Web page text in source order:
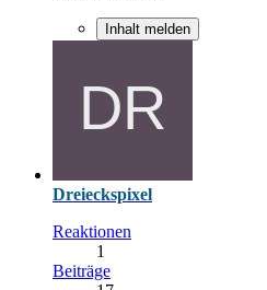
Inhalt melden
Dreieckspixel
Reaktionen
1
Beiträge